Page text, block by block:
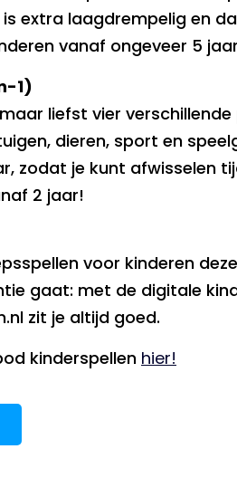
is extra laagdrempelig en
vanaf ongeveer 5
1)
liefst vier verschillende
dieren, sport en
zodat je kunt afwisselen
2 jaar!
voor kinderen
gaat: met de digitale
zit je altijd goed.
kinderspellen hier!